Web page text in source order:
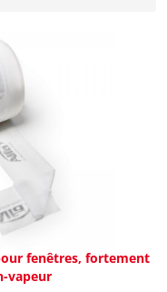
fenêtres, fortement
vapeur